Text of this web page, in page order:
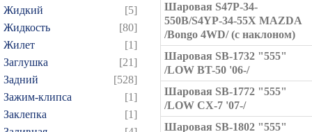
Жидкий
[5]
Жидкость
[80]
Жилет
[1]
Заглушка
[21]
Задний
[528]
Зажим-клипса
[1]
Заклепка
[1]
Шаровая S47P-34-
550B/S4YP-34-55X MAZDA
/Bongo 4WD/ (с наклоном)
Шаровая SB-1732 "555"
/LOW BT-50 '06-/
Шаровая SB-1772 "555"
/LOW CX-7 '07-/
Шаровая SB-1802 "555"